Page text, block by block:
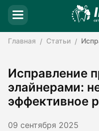
Главная Статьи
Исправление
элайнерами:
эффективное
09 сентября 2025